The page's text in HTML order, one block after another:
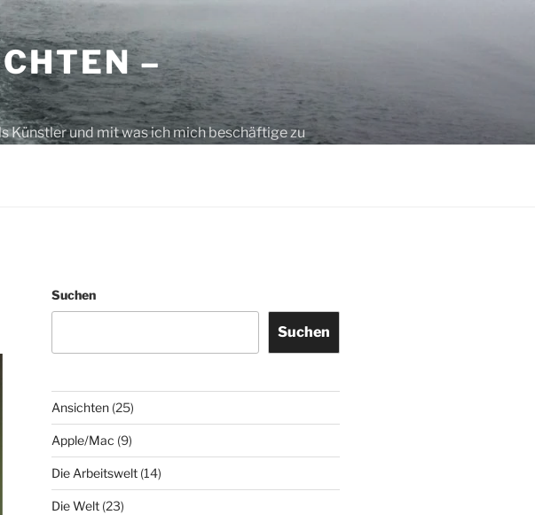
–
Künstler und mit was ich mich beschäftige zu
Suchen
Suchen
Ansichten(25)
Apple/Mac (9)
Die Arbeitswelt(14)
Die Welt(23)